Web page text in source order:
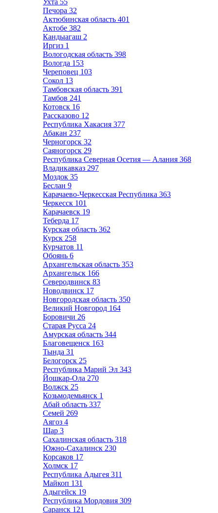
Ухта 55
Печора 32
Актюбинская область 401
Актобе 382
Кандыагаш 2
Иргиз 1
Вологодская область 398
Вологда 153
Череповец 103
Сокол 13
Тамбовская область 391
Тамбов 241
Котовск 16
Рассказово 12
Республика Хакасия 377
Абакан 237
Черногорск 32
Саяногорск 29
Республика Северная Осетия — Алания 368
Владикавказ 297
Моздок 35
Беслан 9
Карачаево-Черкесская Республика 363
Черкесск 101
Карачаевск 19
Теберда 17
Курская область 362
Курск 258
Курчатов 11
Обоянь 6
Архангельская область 353
Архангельск 166
Северодвинск 83
Новодвинск 17
Новгородская область 350
Великий Новгород 164
Боровичи 26
Старая Русса 24
Амурская область 344
Благовещенск 163
Тында 31
Белогорск 25
Республика Марий Эл 343
Йошкар-Ола 270
Волжск 25
Козьмодемьянск 1
Абай область 337
Семей 269
Аягоз 4
Шар 3
Сахалинская область 318
Южно-Сахалинск 230
Корсаков 17
Холмск 17
Республика Адыгея 311
Майкоп 131
Адыгейск 19
Республика Мордовия 309
Саранск 121